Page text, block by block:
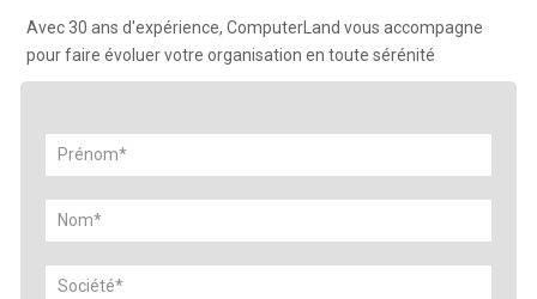
Avec 30 ans d'expérience, ComputerLand vous accompagne
pour faire évoluer votre organisation en toute sérénité